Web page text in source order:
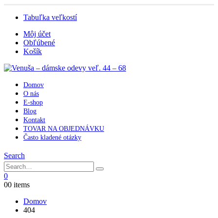
Tabuľka veľkostí
Môj účet
Obľúbené
Košík
Domov
O nás
E-shop
Blog
Kontakt
TOVAR NA OBJEDNÁVKU
Často kladené otázky
Search
0
00 items
Domov
404